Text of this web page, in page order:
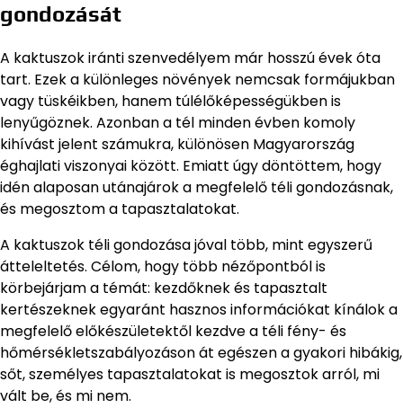
gondozását
A kaktuszok iránti szenvedélyem már hosszú évek óta
tart. Ezek a különleges növények nemcsak formájukban
vagy tüskéikben, hanem túlélőképességükben is
lenyűgöznek. Azonban a tél minden évben komoly
kihívást jelent számukra, különösen Magyarország
éghajlati viszonyai között. Emiatt úgy döntöttem, hogy
idén alaposan utánajárok a megfelelő téli gondozásnak,
és megosztom a tapasztalatokat.
A kaktuszok téli gondozása jóval több, mint egyszerű
átteleltetés. Célom, hogy több nézőpontból is
körbejárjam a témát: kezdőknek és tapasztalt
kertészeknek egyaránt hasznos információkat kínálok a
megfelelő előkészületektől kezdve a téli fény- és
hőmérsékletszabályozáson át egészen a gyakori hibákig,
sőt, személyes tapasztalatokat is megosztok arról, mi
vált be, és mi nem.